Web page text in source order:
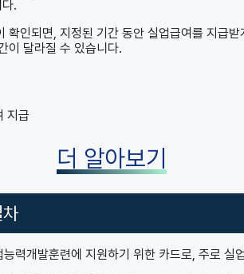
.
확인되면, 지정된 기간 동안 실업급여를 지급
이 달라질 수 있습니다.
지급
더 알아보기
력개발훈련에 지원하기 위한 카드로, 주로 실